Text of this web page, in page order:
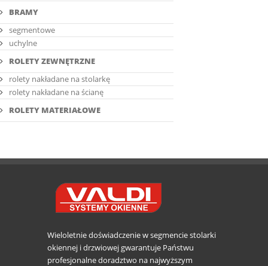
BRAMY
segmentowe
uchylne
ROLETY ZEWNĘTRZNE
rolety nakładane na stolarkę
rolety nakładane na ścianę
ROLETY MATERIAŁOWE
Wieloletnie doświadczenie w segmencie stolarki
okiennej i drzwiowej gwarantuje Państwu
profesjonalne doradztwo na najwyższym